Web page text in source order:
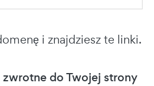
i znajdziesz te linki.
do Twojej strony